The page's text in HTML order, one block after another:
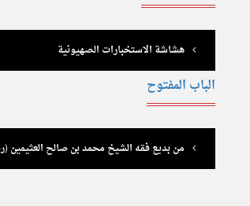
هشاشة الاستخبارات الصهيونية
الباب المفتوح
من بديع فقه الشيخ محمد بن صالح العثيمين